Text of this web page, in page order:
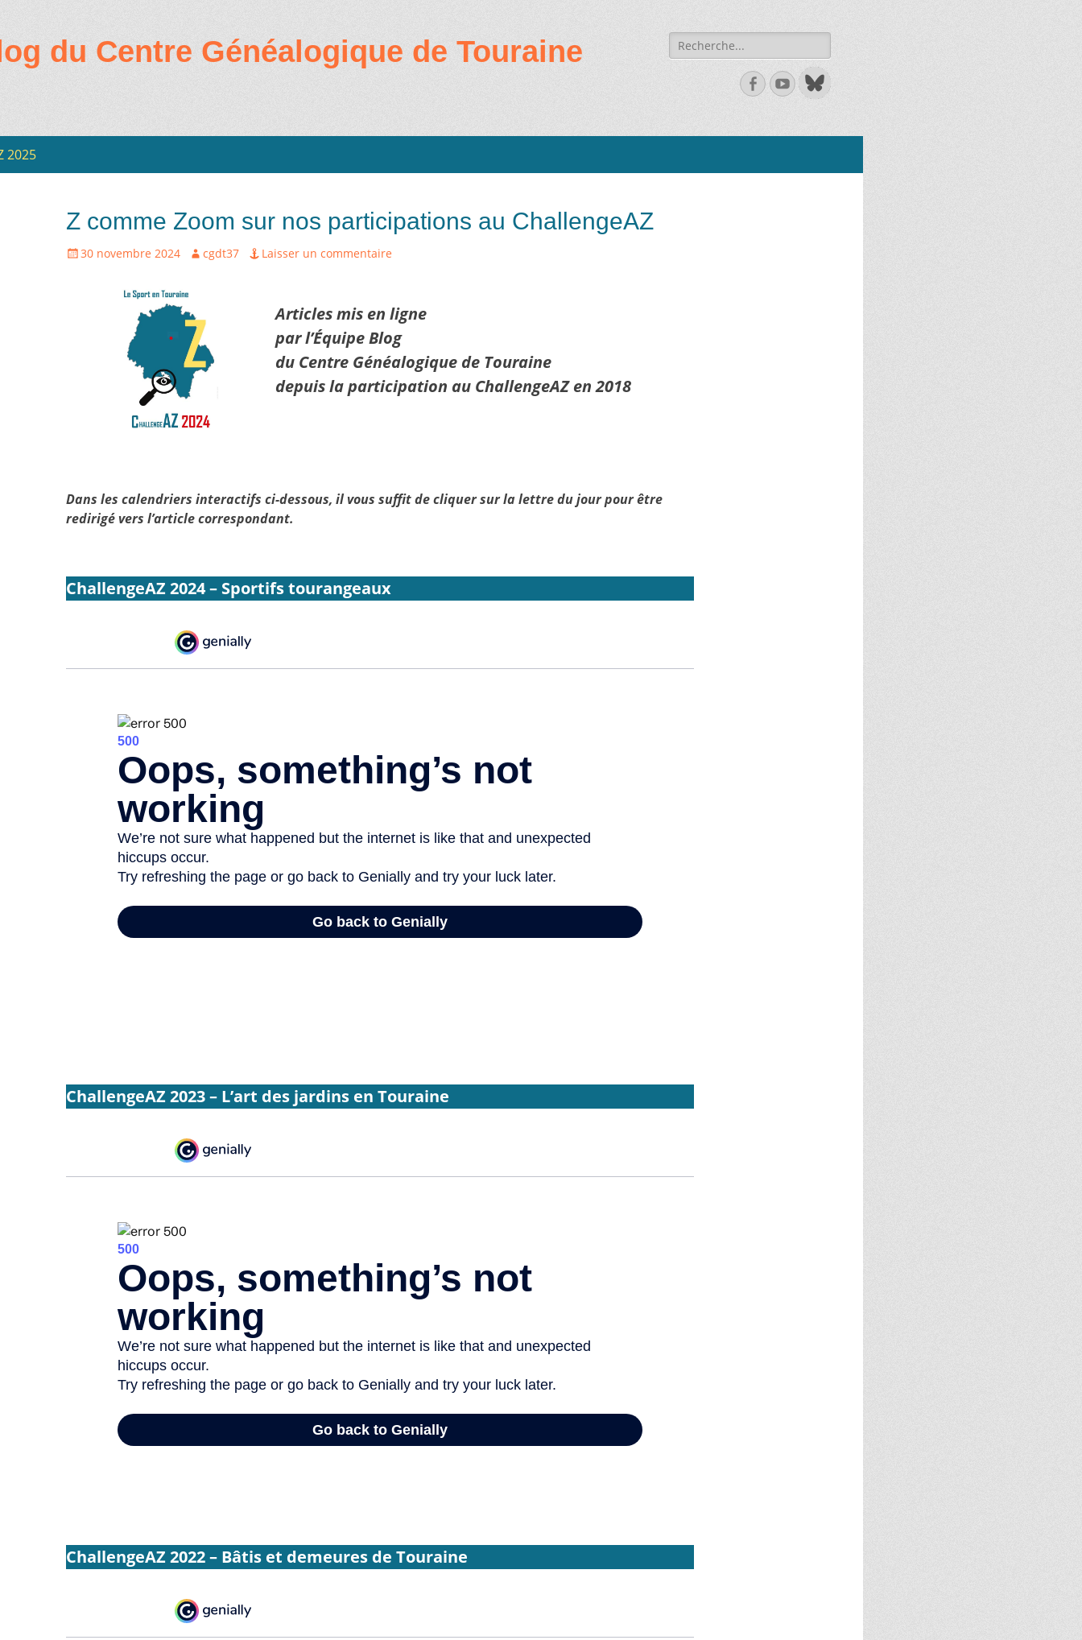
du Centre Généalogique de Touraine
Recherche
de:
Facebook
Youtube
2025
Z comme Zoom sur nos participations au ChallengeAZ
Écrit30 novembre 2024 Auteur
cgdt37 Laisser un commentaire
Articles mis en ligne
par l’Équipe Blog
du Centre Généalogique de Touraine
depuis la participation au ChallengeAZ en 2018
Dans les calendriers interactifs ci-dessous, il vous suffit de cliquer sur la lettre du jour pour être
redirigé vers l’article correspondant.
ChallengeAZ 2024 – Sportifs tourangeaux
ChallengeAZ 2023 – L’art des jardins en Touraine
ChallengeAZ 2022 – Bâtis et demeures de Touraine